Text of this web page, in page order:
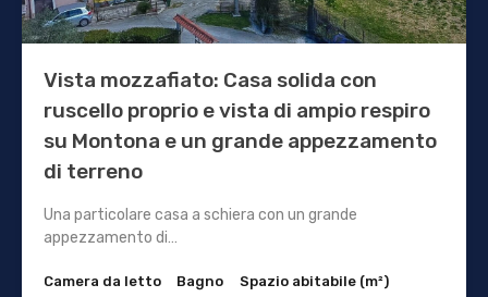
Vista mozzafiato: Casa solida con
ruscello proprio e vista di ampio respiro
su Montona e un grande appezzamento
di terreno
Una particolare casa a schiera con un grande
appezzamento di…
Camera da letto
Bagno
Spazio abitabile (m²)